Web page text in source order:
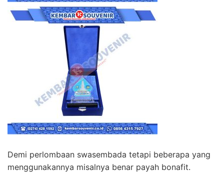
Demi perlombaan swasembada tetapi beberapa yang
menggunakannya misalnya benar payah bonafit.